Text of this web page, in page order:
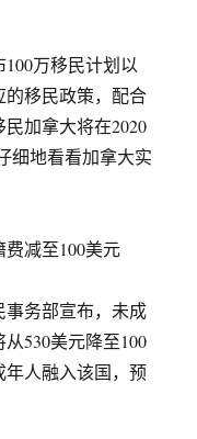
万移民计划以
移民政策，配合
加拿大将在2020
细地看看加拿大实
减至100美元
务部宣布，未成
530美元降至100
人融入该国，预